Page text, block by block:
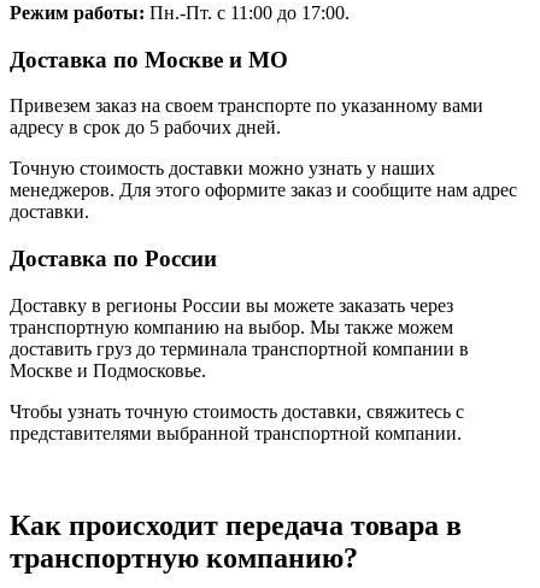
Режим работы: Пн.-Пт. с 11:00 до 17:00.
Доставка по Москве и МО
Привезем заказ на своем транспорте по указанному вами
адресу в срок до 5 рабочих дней.
Точную стоимость доставки можно узнать у наших
менеджеров. Для этого оформите заказ и сообщите нам адрес
доставки.
Доставка по России
Доставку в регионы России вы можете заказать через
транспортную компанию на выбор. Мы также можем
доставить груз до терминала транспортной компании в
Москве и Подмосковье.
Чтобы узнать точную стоимость доставки, свяжитесь с
представителями выбранной транспортной компании.
Как происходит передача товара в
транспортную компанию?